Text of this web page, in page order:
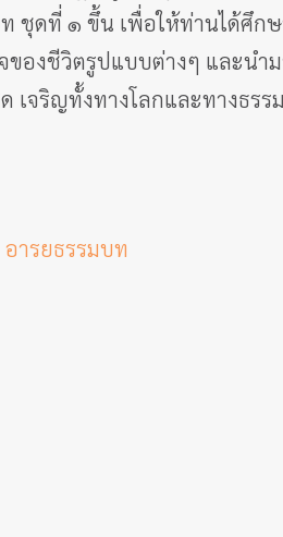
ชุดที่ ๑ ขึ้น เพื่อให้ท่านได้ศึก
ของชีวิตรูปแบบต่างๆ และนำ
เจริญทั้งทางโลกและทางธรร
อารยธรรมบท